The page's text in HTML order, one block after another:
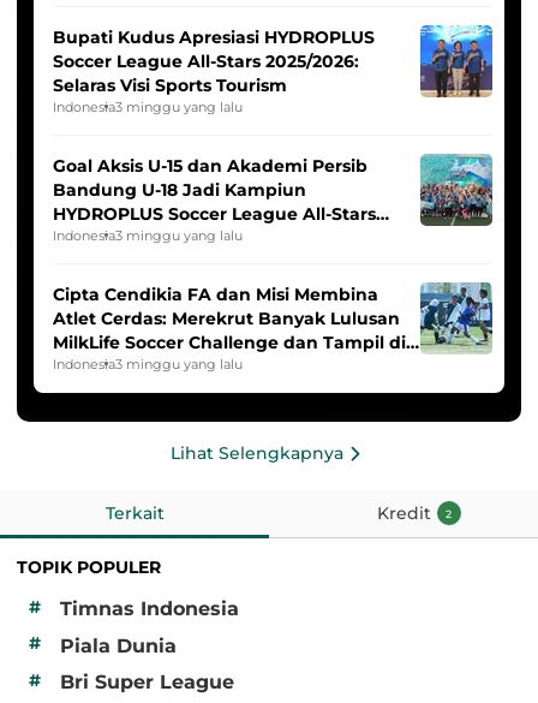
Bupati Kudus Apresiasi HYDROPLUS
Soccer League All-Stars 2025/2026:
Selaras Visi Sports Tourism
Indonesia3 minggu yang lalu
Goal Aksis U-15 dan Akademi Persib
Bandung U-18 Jadi Kampiun
HYDROPLUS Soccer League All-Stars
2025/2026
Indonesia3 minggu yang lalu
Cipta Cendikia FA dan Misi Membina
Atlet Cerdas: Merekrut Banyak Lulusan
MilkLife Soccer Challenge dan Tampil di
HYDROPLUS Soccer League
Indonesia3 minggu yang lalu
Lihat Selengkapnya
Terkait Kredit 2
TOPIK POPULER
#
Timnas Indonesia
# Piala Dunia
# Bri Super League